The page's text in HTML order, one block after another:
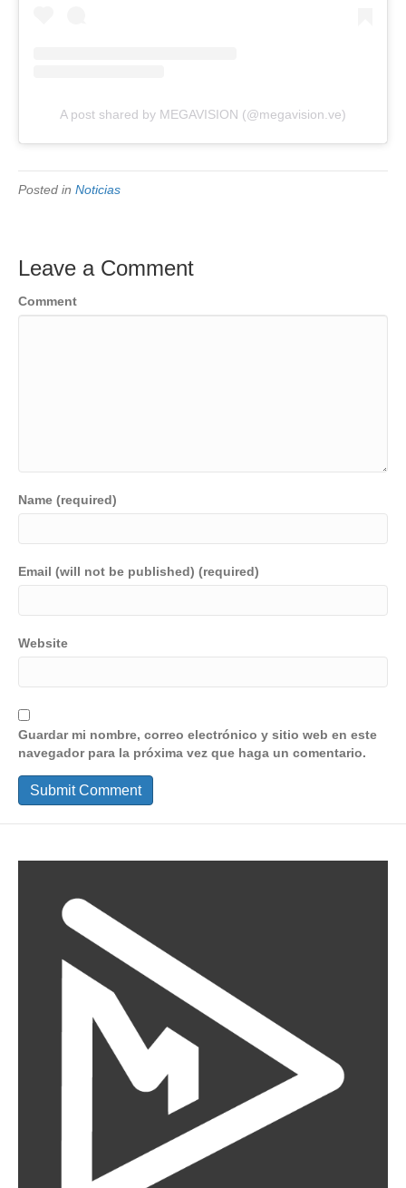
A post shared by MEGAVISION (@megavision.ve)
Posted in Noticias
Leave a Comment
Comment
Name (required)
Email (will not be published) (required)
Website
Guardar mi nombre, correo electrónico y sitio web en este
navegador para la próxima vez que haga un comentario.